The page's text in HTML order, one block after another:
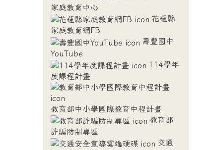
家庭教育中心
花蓮縣
家庭教育網FB
壽豐國中
YouTube
114學年
度課程計畫
教育部中小學國際教育中程計畫
教育部
詐騙防制專區
交通